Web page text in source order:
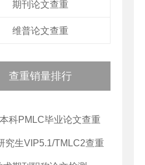
期刊论文查重
维普论文查重
查重销量排行
科PMLC毕业论文查重
究生VIP5.1/TMLC2查重